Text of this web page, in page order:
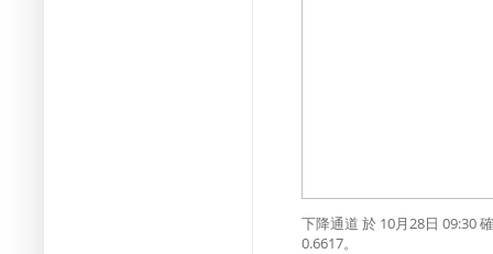
下降通道 於 10月28日 09:30
0.6617。